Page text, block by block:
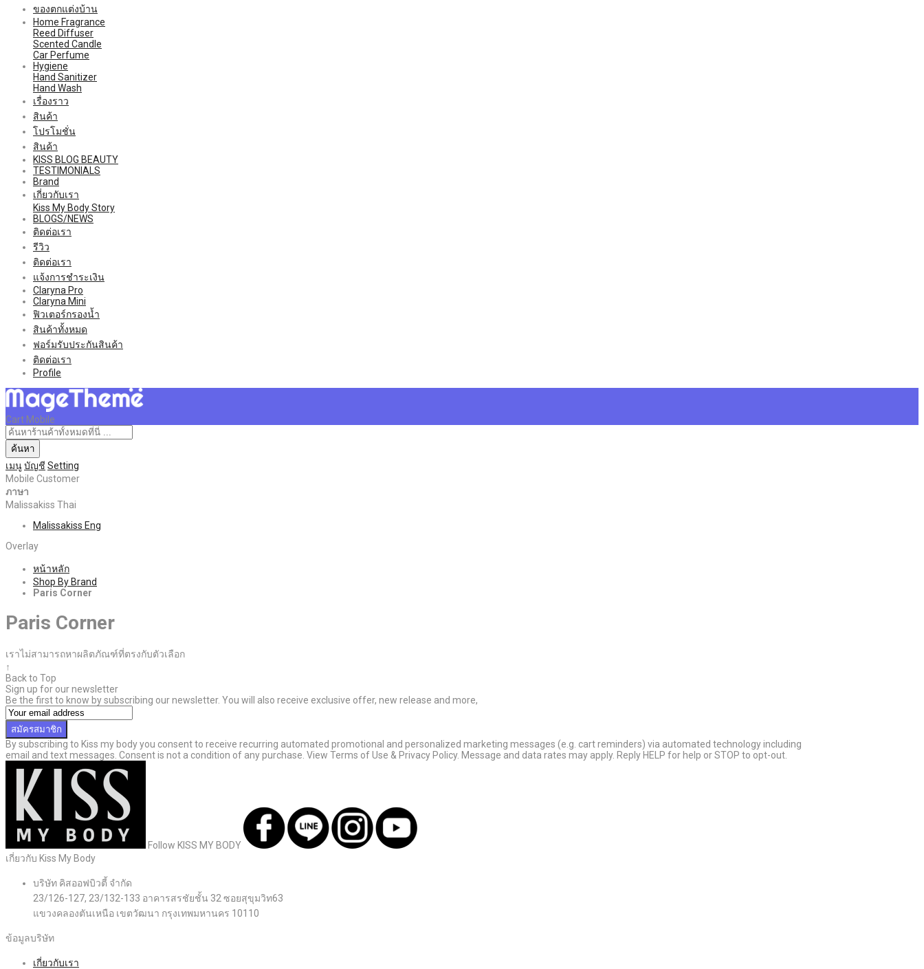
ของตกแต่งบ้าน
Home Fragrance
Reed Diffuser
Scented Candle
Car Perfume
Hygiene
Hand Sanitizer
Hand Wash
เรื่องราว
สินค้า
โปรโมชั่น
สินค้า
KISS BLOG BEAUTY
TESTIMONIALS
Brand
เกี่ยวกับเรา
Kiss My Body Story
BLOGS/NEWS
ติดต่อเรา
รีวิว
ติดต่อเรา
แจ้งการชำระเงิน
Claryna Pro
Claryna Mini
ฟิวเตอร์กรองน้ำ
สินค้าทั้งหมด
ฟอร์มรับประกันสินค้า
ติดต่อเรา
Profile
Cart Mobile
ค้นหา
เมนูบัญชี Setting
Mobile Customer
ภาษา
Malissakiss Thai
Malissakiss Eng
Overlay
หน้าหลัก
Shop By Brand
Paris Corner
Paris Corner
เราไม่สามารถหาผลิตภัณฑ์ที่ตรงกับตัวเลือก
↑
Back to Top
Sign up for our newsletter
Be the first to know by subscribing our newsletter. You will also receive exclusive offer, new release and more,
สมัครสมาชิก
By subscribing to Kiss my body you consent to receive recurring automated promotional and personalized marketing messages (e.g. cart reminders) via automated technology including
email and text messages. Consent is not a condition of any purchase. View Terms of Use & Privacy Policy. Message and data rates may apply. Reply HELP for help or STOP to opt-out.
Follow KISS MY BODY
เกี่ยวกับ Kiss My Body
บริษัท คิสออฟบิวตี้ จำกัด
23/126-127, 23/132-133 อาคารสรชัยชั้น 32 ซอยสุขุมวิท63
แขวงคลองตันเหนือ เขตวัฒนา กรุงเทพมหานคร 10110
ข้อมูลบริษัท
เกี่ยวกับเรา